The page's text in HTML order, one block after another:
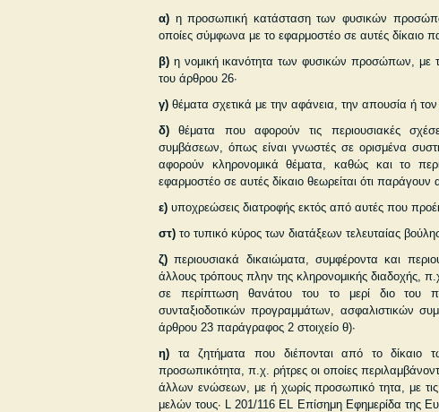
α) η προσωπική κατάσταση των φυσικών
οποίες σύμφωνα με το εφαρμοστέο σε αυτές δίκαιο
β) η νομική ικανότητα των φυσικών προσώπων, με
του άρθρου 26·
γ) θέματα σχετικά με την αφάνεια, την απουσία ή
δ) θέματα που αφορούν τις περιουσιακές
συμβάσεων, όπως είναι γνωστές σε ορισμένα
αφορούν κληρονομικά θέματα, καθώς και το
εφαρμοστέο σε αυτές δίκαιο θεωρείται ότι
ε) υποχρεώσεις διατροφής εκτός από αυτές που
στ) το τυπικό κύρος των διατάξεων τελευταίας
ζ) περιουσιακά δικαιώματα, συμφέροντα και
άλλους τρόπους πλην της κληρονομικής διαδοχής,
σε περίπτωση θανάτου του το μερί­ διο του
συνταξιοδοτικών προγραμμάτων, ασφαλιστικών
άρθρου 23 παρά­γραφος 2 στοιχείο θ)·
η) τα ζητήματα που διέπονται από το δίκαιο
προσωπικότητα, π.χ. ρήτρες οι οποίες
άλλων ενώσεων, με ή χωρίς προσωπικό­ τητα, με τις
μελών τους· L 201/116 EL Επίσημη Εφημερίδα της